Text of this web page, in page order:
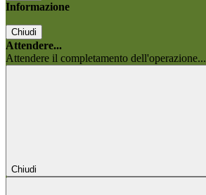
Informazione
Chiudi
Attendere...
Attendere il completamento dell'operazione...
Chiudi